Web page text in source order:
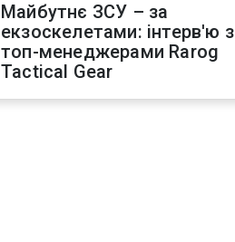
Майбутнє ЗСУ – за
екзоскелетами: інтерв'ю з
топ-менеджерами Rarog
Tactical Gear